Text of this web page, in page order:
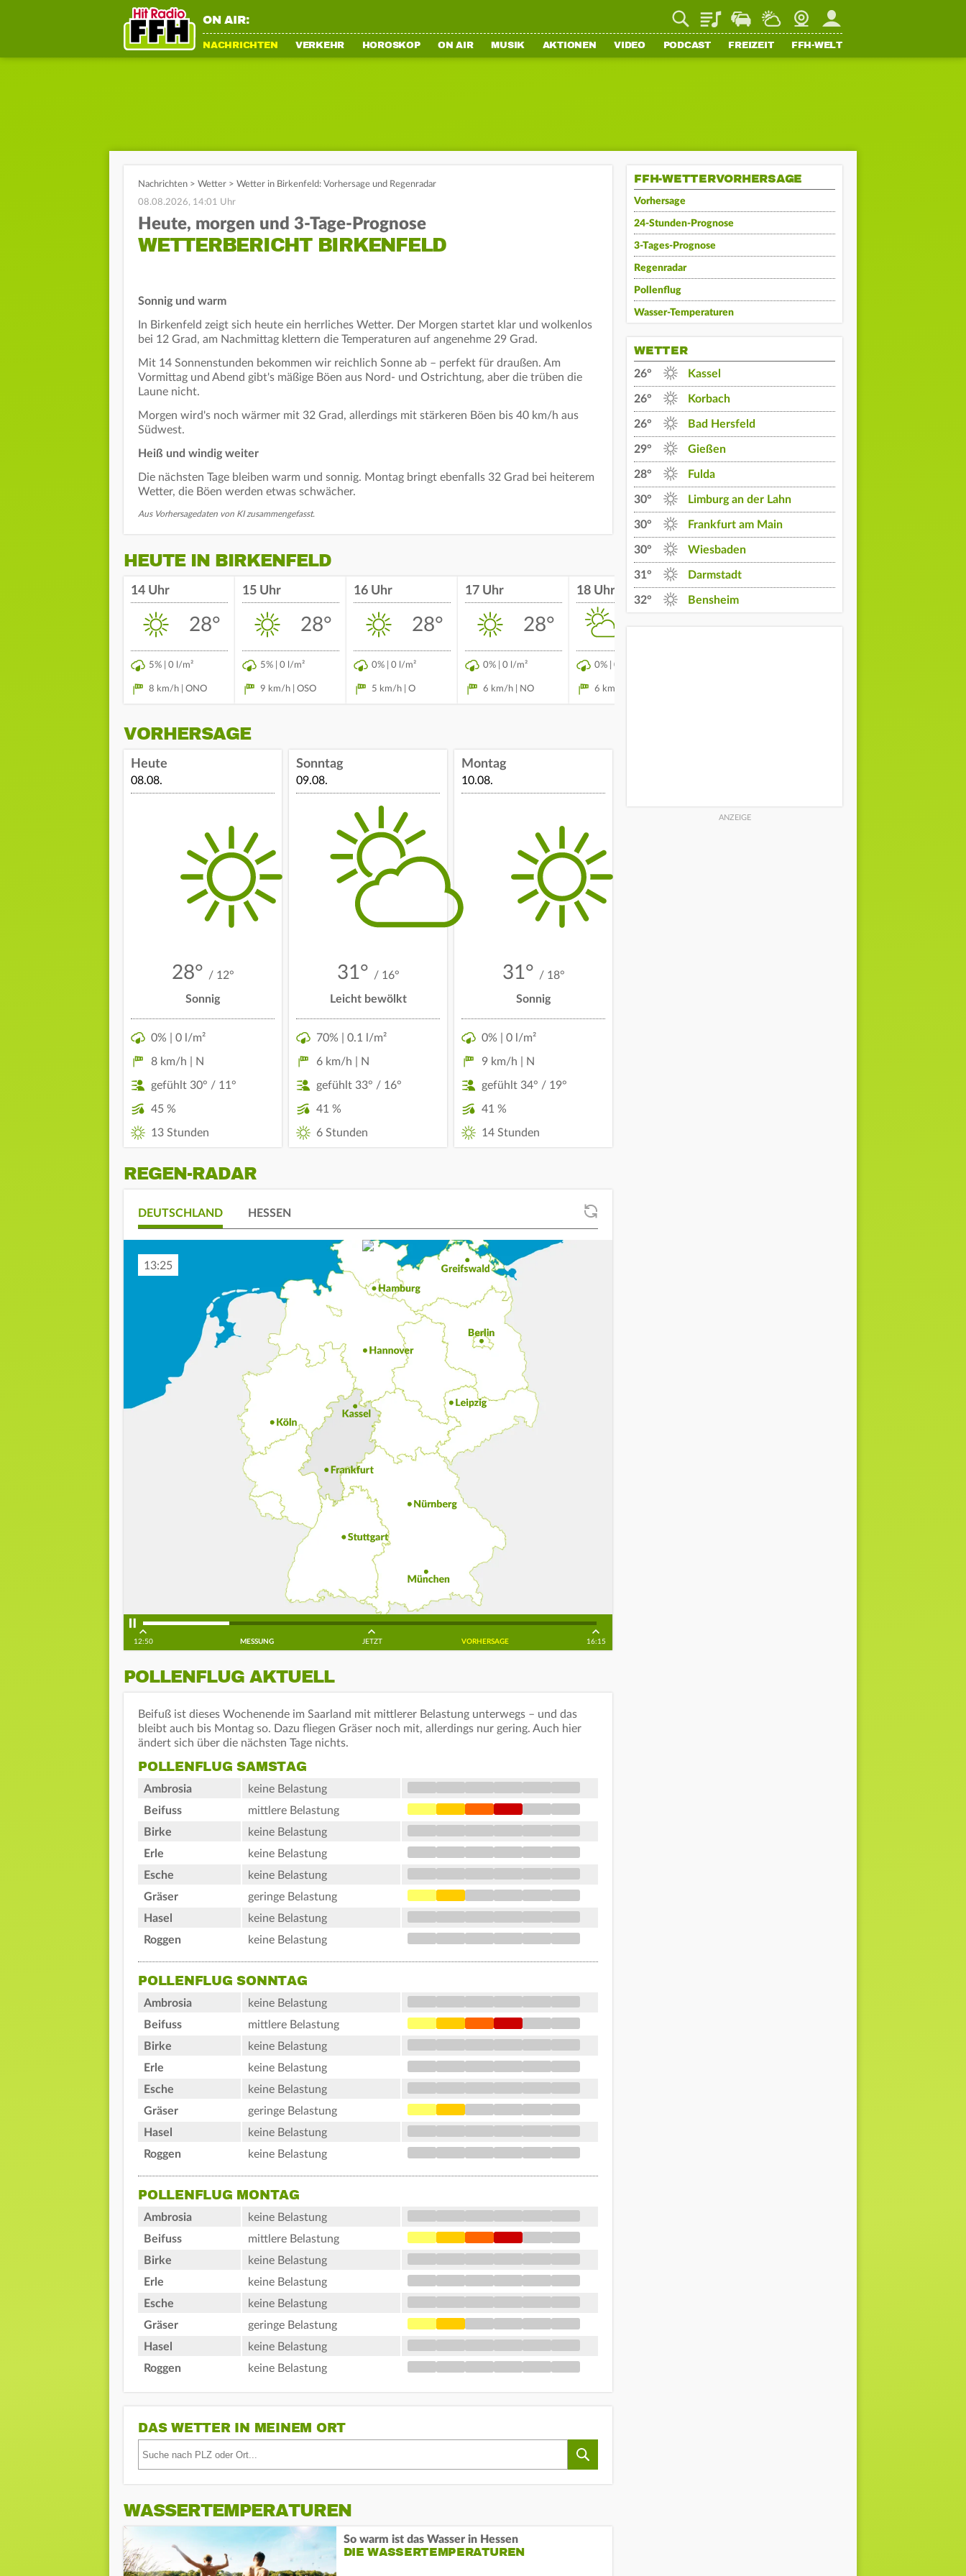
ON AIR: PlaylistStaupilotWetterWebcamMein FFH
NACHRICHTEN VERKEHR HOROSKOP ON AIR MUSIK AKTIONEN VIDEO PODCAST FREIZEIT FFH-WELT
Nachrichten > Wetter > Wetter in Birkenfeld: Vorhersage und Regenradar
08.08.2026, 14:01 Uhr
Heute, morgen und 3-Tage-Prognose
WETTERBERICHT BIRKENFELD
Sonnig und warm
In Birkenfeld zeigt sich heute ein herrliches Wetter. Der Morgen startet klar und wolkenlos
bei 12 Grad, am Nachmittag klettern die Temperaturen auf angenehme 29 Grad.
Mit 14 Sonnenstunden bekommen wir reichlich Sonne ab – perfekt für draußen. Am
Vormittag und Abend gibt's mäßige Böen aus Nord- und Ostrichtung, aber die trüben die
Laune nicht.
Morgen wird's noch wärmer mit 32 Grad, allerdings mit stärkeren Böen bis 40 km/h aus
Südwest.
Heiß und windig weiter
Die nächsten Tage bleiben warm und sonnig. Montag bringt ebenfalls 32 Grad bei heiterem
Wetter, die Böen werden etwas schwächer.
Aus Vorhersagedaten von KI zusammengefasst.
HEUTE IN BIRKENFELD
14 Uhr
28°
5% | 0 l/m²
8 km/h | ONO
15 Uhr
28°
5% | 0 l/m²
9 km/h | OSO
16 Uhr
28°
0% | 0 l/m²
5 km/h | O
17 Uhr
28°
0% | 0 l/m²
6 km/h | NO
18 Uhr
27°
0% | 0 l/m²
6 km/h | O
19 Uhr
26°
20 Uhr
VORHERSAGE
Heute
08.08.
28° / 12°
Sonnig
0% | 0 l/m²
8 km/h | N
gefühlt 30° / 11°
45 %
13 Stunden
Sonntag
09.08.
31° / 16°
Leicht bewölkt
70% | 0.1 l/m²
6 km/h | N
gefühlt 33° / 16°
41 %
6 Stunden
Montag
10.08.
31° / 18°
Sonnig
0% | 0 l/m²
9 km/h | N
gefühlt 34° / 19°
41 %
14 Stunden
REGEN-RADAR
DEUTSCHLAND HESSEN
13:35
12:50 MESSUNG JETZT VORHERSAGE 16:15
POLLENFLUG AKTUELL
Beifuß ist dieses Wochenende im Saarland mit mittlerer Belastung unterwegs – und das
bleibt auch bis Montag so. Dazu fliegen Gräser noch mit, allerdings nur gering. Auch hier
ändert sich über die nächsten Tage nichts.
POLLENFLUG SAMSTAG
Ambrosia
keine Belastung
Beifuss
mittlere Belastung
Birke
keine Belastung
Erle
keine Belastung
Esche
keine Belastung
Gräser
geringe Belastung
Hasel
keine Belastung
Roggen
keine Belastung
POLLENFLUG SONNTAG
Ambrosia
keine Belastung
Beifuss
mittlere Belastung
Birke
keine Belastung
Erle
keine Belastung
Esche
keine Belastung
Gräser
geringe Belastung
Hasel
keine Belastung
Roggen
keine Belastung
POLLENFLUG MONTAG
Ambrosia
keine Belastung
Beifuss
mittlere Belastung
Birke
keine Belastung
Erle
keine Belastung
Esche
keine Belastung
Gräser
geringe Belastung
Hasel
keine Belastung
Roggen
keine Belastung
DAS WETTER IN MEINEM ORT
WASSERTEMPERATUREN
So warm ist das Wasser in Hessen
DIE WASSERTEMPERATUREN
FFH-WETTERVORHERSAGE
Vorhersage
24-Stunden-Prognose
3-Tages-Prognose
Regenradar
Pollenflug
Wasser-Temperaturen
WETTER
26° Kassel
26° Korbach
26° Bad Hersfeld
29° Gießen
28° Fulda
30° Limburg an der Lahn
30° Frankfurt am Main
30° Wiesbaden
31° Darmstadt
32° Bensheim